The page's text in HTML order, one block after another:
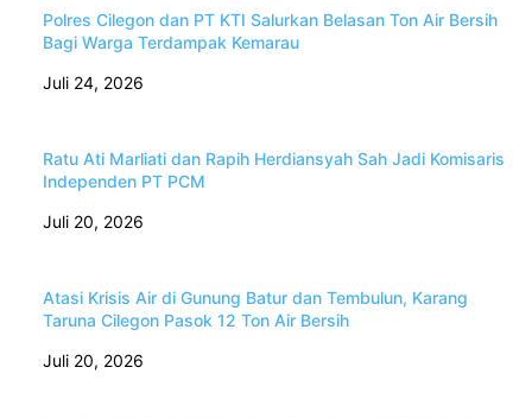
Polres Cilegon dan PT KTI Salurkan Belasan Ton Air Bersih
Bagi Warga Terdampak Kemarau
Juli 24, 2026
Ratu Ati Marliati dan Rapih Herdiansyah Sah Jadi Komisaris
Independen PT PCM
Juli 20, 2026
Atasi Krisis Air di Gunung Batur dan Tembulun, Karang
Taruna Cilegon Pasok 12 Ton Air Bersih
Juli 20, 2026